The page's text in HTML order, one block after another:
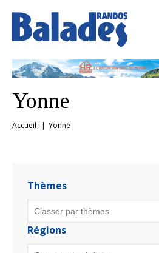
Yonne
Accueil Yonne
Thèmes
Régions